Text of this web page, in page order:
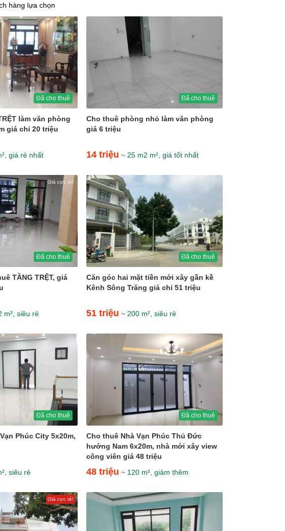
hàng lựa chọn
Đã cho thuê
làm văn phòng
giá chỉ 20 triệu
giá rẻ nhất
Đã cho thuê
Cho thuê phòng nhỏ làm văn phòng
giá 6 triệu
14 triệu ~ 25 m2 m², giá tốt nhất
Giá cực rẻ!
Đã cho thuê
TẦNG TRỆT, giá
m², siêu rẻ
Đã cho thuê
Căn góc hai mặt tiền mới xây gần kề
Kênh Sông Trăng giá chỉ 51 triệu
51 triệu ~ 200 m², siêu rẻ
Đã cho thuê
Phúc City 5x20m,
siêu rẻ
Đã cho thuê
Cho thuê Nhà Vạn Phúc Thủ Đức
hướng Nam 6x20m, nhà mới xây view
công viên giá 48 triệu
48 triệu ~ 120 m², giảm thêm
Giá cực rẻ!